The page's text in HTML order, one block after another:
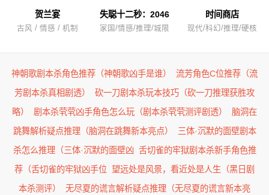
贺兰宴
古风 / 情感 / 机制
失聪十二秒：2046
家国/情感/推理/城限
时间商店
现代/科幻/推理/硬核
神朝歌剧本杀角色推荐（神朝歌凶手是谁）
流芳角色C位推荐（流
芳剧本杀真相剧透）
砍一刀剧本杀玩本技巧（砍一刀推理获胜攻
略）
剧本杀茕茕凶手角色怎么玩（剧本杀茕茕测评剧透）
脑洞在
跳舞解析疑点推理（脑洞在跳舞新本亮点）
三体·沉默的面壁剧本
杀怎么推理（三体·沉默的面壁凶 舌切雀的牢狱剧本杀新手角色推
荐（舌切雀的牢狱凶手位 望远处是风景，看近处是人生（黑日剧
本杀测评）
无尽夏的谎言解析疑点推理（无尽夏的谎言新本亮